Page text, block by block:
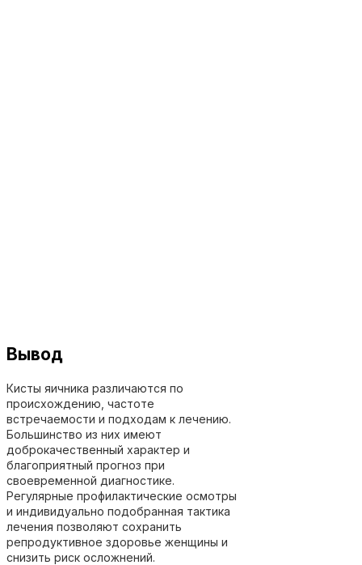
Вывод
Кисты яичника различаются по
происхождению, частоте
встречаемости и подходам к лечению.
Большинство из них имеют
доброкачественный характер и
благоприятный прогноз при
своевременной диагностике.
Регулярные профилактические осмотры
и индивидуально подобранная тактика
лечения позволяют сохранить
репродуктивное здоровье женщины и
снизить риск осложнений.